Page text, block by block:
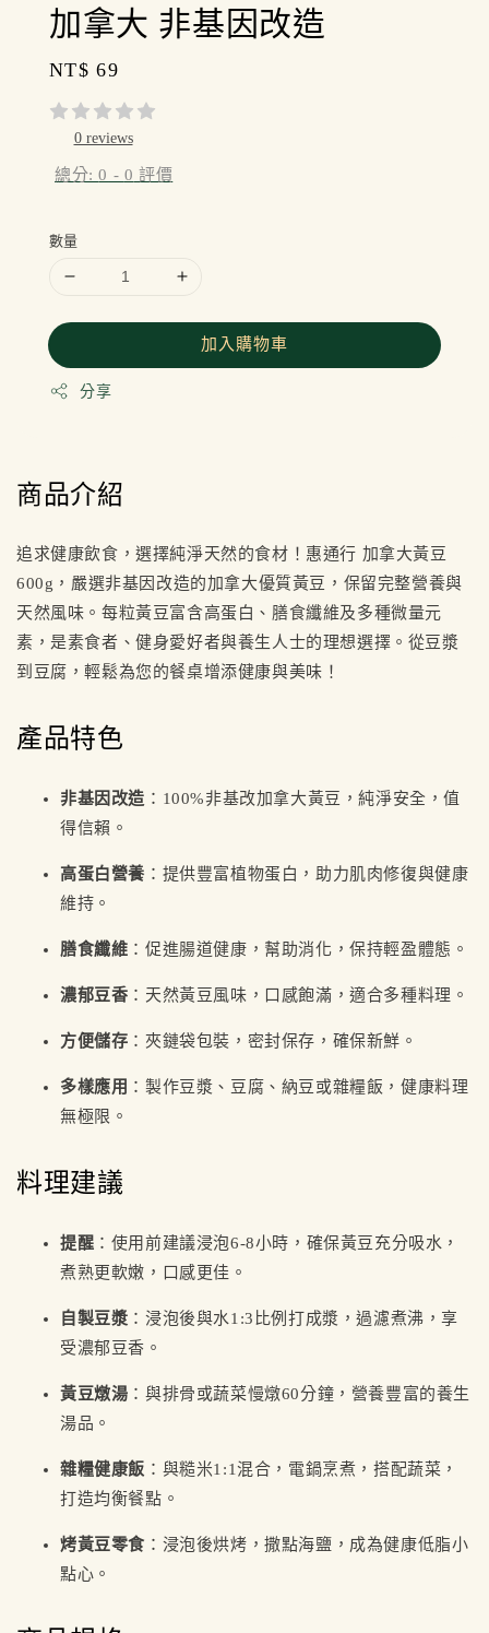
加拿大 非基因改造
Regular
price
NT$ 69
0 reviews
總分:0 - 0 評價
數量
加入購物車
分享
商品介紹
追求健康飲食，選擇純淨天然的食材！惠通行 加拿大黃豆
600g，嚴選非基因改造的加拿大優質黃豆，保留完整營養與
天然風味。每粒黃豆富含高蛋白、膳食纖維及多種微量元
素，是素食者、健身愛好者與養生人士的理想選擇。從豆漿
到豆腐，輕鬆為您的餐桌增添健康與美味！
產品特色
非基因改造 ：100%非基改加拿大黃豆，純淨安全，值
得信賴。
高蛋白營養 ：提供豐富植物蛋白，助力肌肉修復與健康
維持。
膳食纖維 ：促進腸道健康，幫助消化，保持輕盈體態。
濃郁豆香 ：天然黃豆風味，口感飽滿，適合多種料理。
方便儲存 ：夾鏈袋包裝，密封保存，確保新鮮。
多樣應用 ：製作豆漿、豆腐、納豆或雜糧飯，健康料理
無極限。
料理建議
提醒 ：使用前建議浸泡6-8小時，確保黃豆充分吸水，
煮熟更軟嫩，口感更佳。
自製豆漿 ：浸泡後與水1:3比例打成漿，過濾煮沸，享
受濃郁豆香。
黃豆燉湯 ：與排骨或蔬菜慢燉60分鐘，營養豐富的養生
湯品。
雜糧健康飯 ：與糙米1:1混合，電鍋烹煮，搭配蔬菜，
打造均衡餐點。
烤黃豆零食 ：浸泡後烘烤，撒點海鹽，成為健康低脂小
點心。